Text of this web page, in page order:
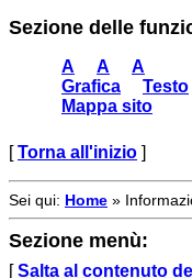
Sezione delle
A A
A
Grafica
Testo
Mappa sito
[Torna all'inizio ]
Sei qui: Home »
Sezione menù:
[Salta al contenuto